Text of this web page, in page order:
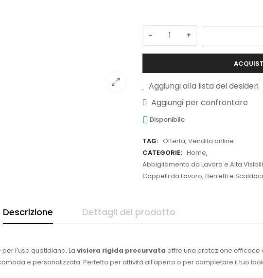
− +
Aggiungi alla lista dei desideri
Aggiungi per confrontare
Disponibile
TAG: Offerta, Vendita online
CATEGORIE: Home,
Abbigliamento da Lavoro e Alta
Cappelli da Lavoro, Berretti e
Descrizione Dettagli del prodotto
l’uso quotidiano. La visiera rigida precurvata offre una protezione efficace
e personalizzata. Perfetto per attività all’aperto o per completare il tuo